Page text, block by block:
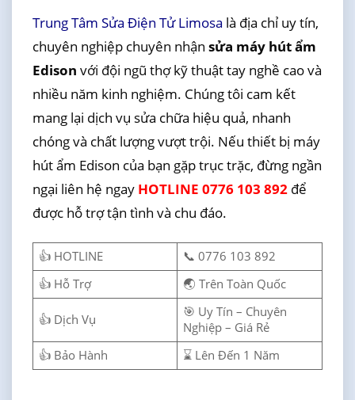
Trung Tâm Sửa Điện Tử Limosa là địa chỉ uy tín,
chuyên nghiệp chuyên nhận sửa máy hút ẩm
Edison với đội ngũ thợ kỹ thuật tay nghề cao và
nhiều năm kinh nghiệm. Chúng tôi cam kết
mang lại dịch vụ sửa chữa hiệu quả, nhanh
chóng và chất lượng vượt trội. Nếu thiết bị máy
hút ẩm Edison của bạn gặp trục trặc, đừng ngần
ngại liên hệ ngay HOTLINE 0776 103 892để
được hỗ trợ tận tình và chu đáo.
👍 HOTLINE
📞 0776 103 892
👍 Hỗ Trợ
🌏 Trên Toàn Quốc
👍 Dịch Vụ
🎯 Uy Tín – Chuyên
Nghiệp – Giá Rẻ
👍 Bảo Hành
⌛ Lên Đến 1 Năm